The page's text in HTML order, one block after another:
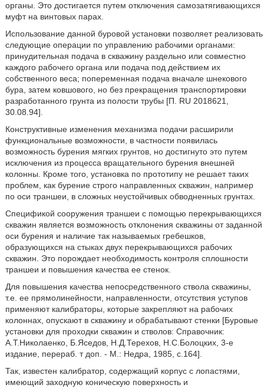
органы. Это достигается путем отключения самозатягивающихся
муфт на винтовых парах.
Использование данной буровой установки позволяет реализовать
следующие операции по управлению рабочими органами:
принудительная подача в скважину раздельно или совместно
каждого рабочего органа или подача под действием их
собственного веса; попеременная подача вначале шнекового
бура, затем ковшового, но без прекращения транспортировки
разработанного грунта из полости трубы [П. RU 2018621,
30.08.94].
Конструктивные изменения механизма подачи расширили
функциональные возможности, в частности появилась
возможность бурения мягких грунтов, но достигнуто это путем
исключения из процесса вращательного бурения внешней
колонны. Кроме того, установка по прототипу не решает таких
проблем, как бурение строго направленных скважин, например
по оси траншеи, в сложных неустойчивых обводненных грунтах.
Спецификой сооружения траншеи с помощью перекрывающихся
скважин является возможность отклонения скважины от заданной
оси бурения и наличие так называемых гребешков,
образующихся на стыках двух перекрывающихся рабочих
скважин. Это порождает необходимость контроля сплошности
траншеи и повышения качества ее стенок.
Для повышения качества непосредственного ствола скважины,
т.е. ее прямолинейности, направленности, отсутствия уступов
применяют калибраторы, которые закрепляют на рабочих
колоннах, опускают в скважину и обрабатывают стенки [Буровые
установки для проходки скважин и стволов: Справочник:
А.Т.Николаенко, Б.Яседов, Н.Д.Терехов, Н.С.Болоцких, 3-е
издание, перераб. т доп. - М.: Недра, 1985, с.164].
Так, известен калибратор, содержащий корпус с лопастями,
имеющий заходную коническую поверхность и